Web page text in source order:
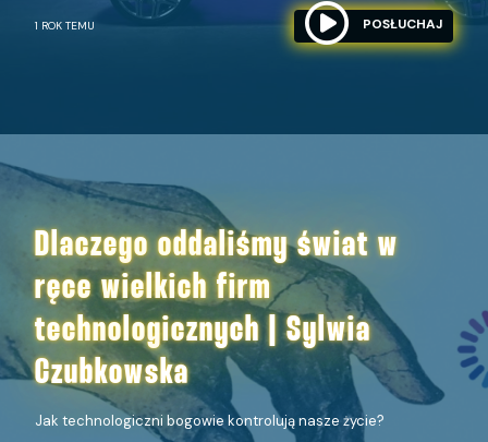
1 ROK TEMU POSŁUCHAJ
Dlaczego oddaliśmy świat w
ręce wielkich firm
technologicznych | Sylwia
Czubkowska
Jak technologiczni bogowie kontrolują nasze życie?